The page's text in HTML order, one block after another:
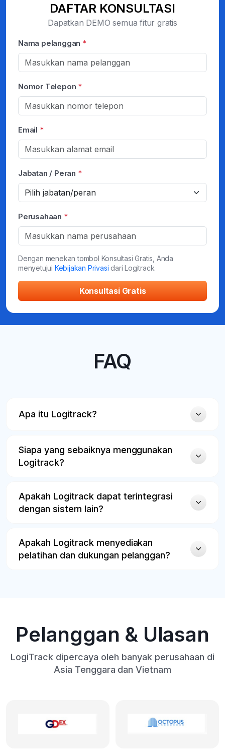
DAFTAR KONSULTASI
Dapatkan DEMO semua fitur gratis
Nama pelanggan *
Nomor Telepon *
Email *
Jabatan / Peran *
Perusahaan *
Dengan menekan tombol Konsultasi Gratis, Anda
menyetujui Kebijakan Privasidari Logitrack.
Konsultasi Gratis
FAQ
Apa itu Logitrack?
Siapa yang sebaiknya menggunakan
Logitrack?
Apakah Logitrack dapat terintegrasi
dengan sistem lain?
Apakah Logitrack menyediakan
pelatihan dan dukungan pelanggan?
Pelanggan & Ulasan
LogiTrack dipercaya oleh banyak perusahaan di
Asia Tenggara dan Vietnam